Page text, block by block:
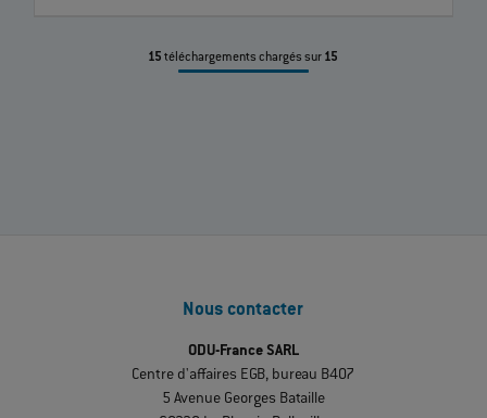
15 téléchargements chargés sur 15
Nous contacter
ODU-France SARL
Centre d'affaires EGB, bureau B407
5 Avenue Georges Bataille